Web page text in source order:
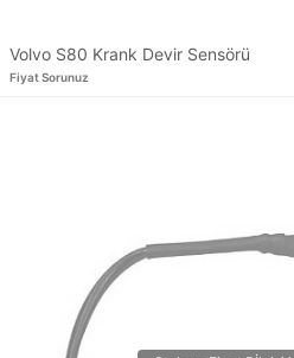
Volvo S80 Krank Devir Sensörü
Fiyat Sorunuz